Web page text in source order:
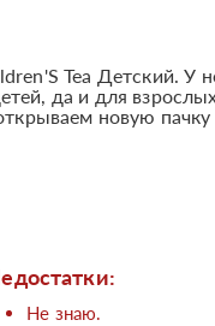
Tea Детский. У
да и для
новую
Не знаю.